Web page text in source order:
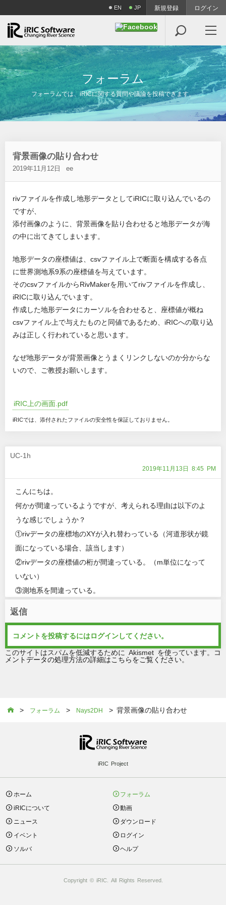
EN JP 新規登録 ログイン

フ ォ ーラム
フォーラムでは、iRICに関する質問や議論を投稿できます。
背景画像の貼り合わせ
2019年11月12日 ee
rivファイルを作成し地形データとしてiRICに取り込んでいるの
ですが、
添付画像のように、背景画像を貼り合わせると地形データが海
の中に出てきてしまいます。
地形データの座標値は、csvファイル上で断面を構成する各点
に世界測地系9系の座標値を与えています。
そのcsvファイルからRivMakerを用いてrivファイルを作成し、
iRICに取り込んでいます。
作成した地形データにカーソルを合わせると、座標値が概ね
csvファイル上で与えたものと同値であるため、iRICへの取り込
みは正しく行われていると思います。
なぜ地形データが背景画像とうまくリンクしないのか分からな
いので、ご教授お願いします。
iRIC上の画面.pdf
iRICでは、添付されたファイルの安全性を保証しておりません。
UC-1h
2019年11月13日 8:45 PM
こんにちは。
何かが間違っているようですが、考えられる理由は以下のよ
うな感じでしょうか？
①rivデータの座標地のXYが入れ替わっている（河道形状が鏡
面になっている場合、該当します）
②rivデータの座標値の桁が間違っている。（m単位になって
いない）
③測地系を間違っている。
返信
コメントを投稿するにはログイン してください。
このサイトはスパムを低減するために Akismet を使っています。
コ
メントデータの処理方法の詳細はこちらをご覧ください
 > フォーラム > Nays2DH > 背景画像の貼り合わせ
iRIC Project
ホーム
iRICについて
ニュース
イベント
ソルバ
フォーラム
動画
ダウンロード
ログイン
ヘルプ
Copyright © iRIC. All Rights Reserved.